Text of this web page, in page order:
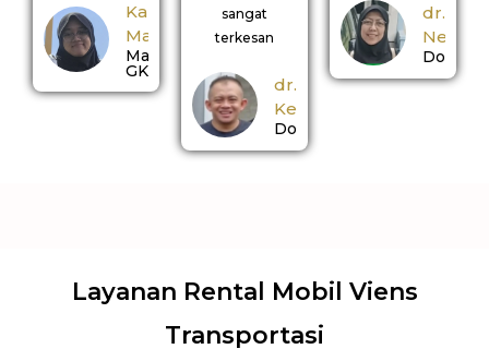
Kak
Manda
Mahasiswi
GKS
sangat
terkesan
dr.
Kemal
Dokter
dr.
Nerina
Dokter
Layanan Rental Mobil Viens
Transportasi